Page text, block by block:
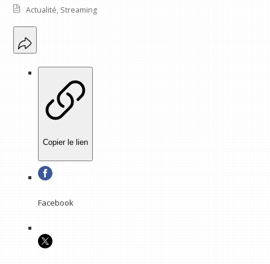
Actualité, Streaming
Copier le lien
Facebook